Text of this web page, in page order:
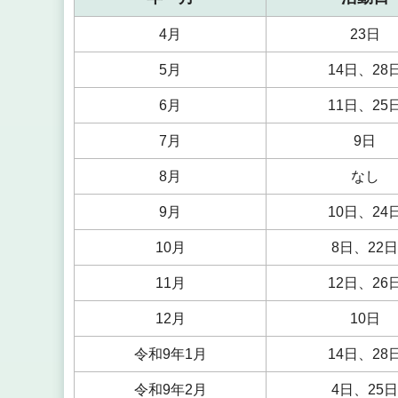
4月 23日
5月 14日、28日
6月 11日、25日
7月 9日
8月 なし
9月 10日、24日
10月 8日、22日
11月 12日、26日
12月 10日
令和9年1月 14日、28日
令和9年2月 4日、25日